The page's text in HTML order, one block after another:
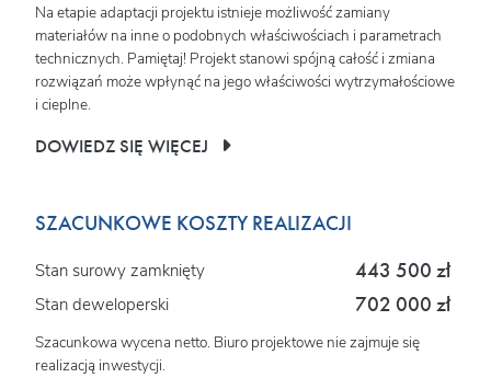
Na etapie adaptacji projektu istnieje możliwość zamiany
materiałów na inne o podobnych właściwościach i parametrach
technicznych. Pamiętaj! Projekt stanowi spójną całość i zmiana
rozwiązań może wpłynąć na jego właściwości wytrzymałościowe
i cieplne.
DOWIEDZ SIĘ WIĘCEJ
SZACUNKOWE KOSZTY REALIZACJI
Stan surowy zamknięty 443 500 zł
Stan deweloperski 702 000 zł
Szacunkowa wycena netto. Biuro projektowe nie zajmuje się
realizacją inwestycji.